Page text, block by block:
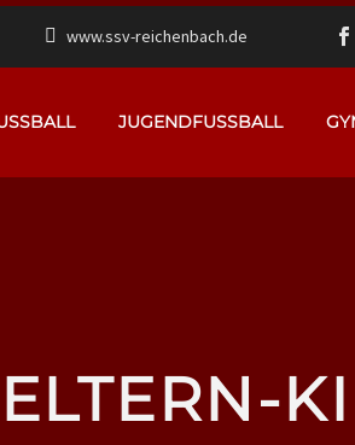
www.ssv-reichenbach.de
JUGENDFUSSBALL